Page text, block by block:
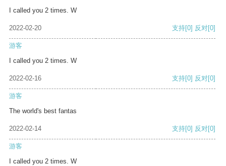
I called you 2 times. W
2022-02-20 支持[0] 反对[0]
游客
I called you 2 times. W
2022-02-16 支持[0] 反对[0]
游客
The world's best fantas
2022-02-14 支持[0] 反对[0]
游客
I called you 2 times. W